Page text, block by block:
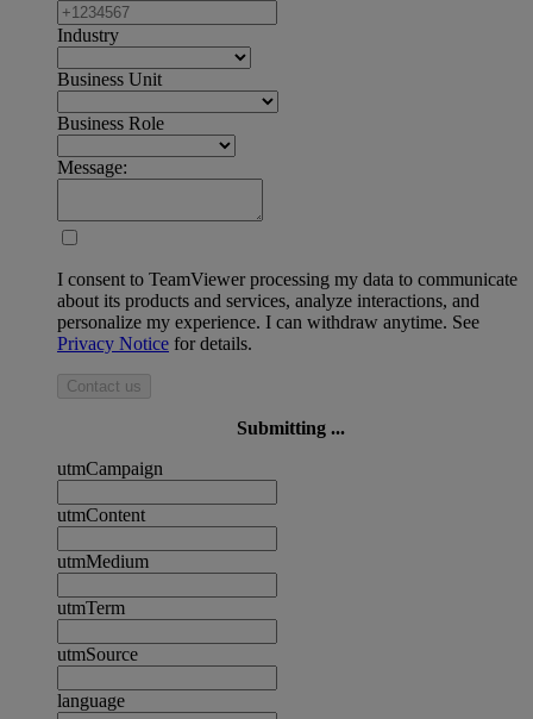
Industry
Business Unit
Business Role
Message:
I consent to TeamViewer processing my data to communicate
about its products and services, analyze interactions, and
personalize my experience. I can withdraw anytime. See
Privacy Notice for details.
Contact us
Submitting ...
utmCampaign
utmContent
utmMedium
utmTerm
utmSource
language